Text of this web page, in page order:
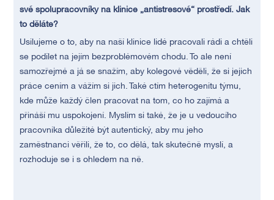
své spolupracovníky na klinice „antistresové“ prostředí. Jak
to děláte?
Usilujeme o to, aby na naší klinice lidé pracovali rádi a chtěli
se podílet na jejím bezproblémovém chodu. To ale není
samozřejmé a já se snažím, aby kolegové věděli, že si jejich
práce cením a vážím si jich. Také ctím heterogenitu týmu,
kde může každý člen pracovat na tom, co ho zajímá a
přináší mu uspokojení. Myslím si také, že je u vedoucího
pracovníka důležité být autentický, aby mu jeho
zaměstnanci věřili, že to, co dělá, tak skutečně myslí, a
rozhoduje se i s ohledem na ně.